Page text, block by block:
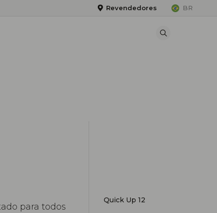
Revendedores BR
para todos
Quick Up 12